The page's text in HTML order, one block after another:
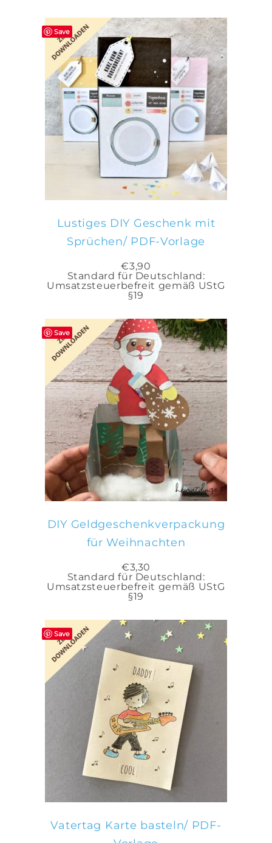
Save
IN DEN WARENKORB
Lustiges DIY Geschenk mit
Sprüchen/ PDF-Vorlage
€3,90
Standard für Deutschland:
Umsatzsteuerbefreit gemäß UStG
§19
Save
IN DEN WARENKORB
DIY Geldgeschenkverpackung
für Weihnachten
€3,30
Standard für Deutschland:
Umsatzsteuerbefreit gemäß UStG
§19
Save
IN DEN WARENKORB
Vatertag Karte basteln/ PDF-